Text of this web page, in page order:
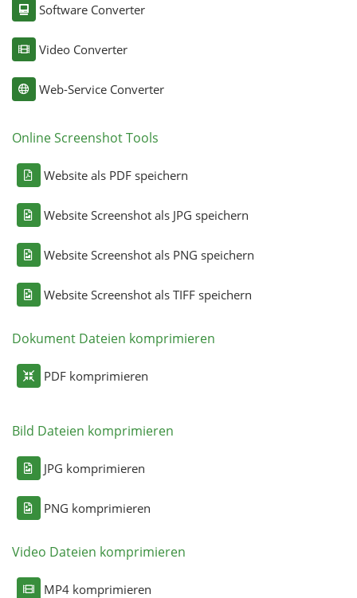
Software Converter
Video Converter
Web-Service Converter
Online Screenshot Tools
Website als PDF speichern
Website Screenshot als JPG speichern
Website Screenshot als PNG speichern
Website Screenshot als TIFF speichern
Dokument Dateien komprimieren
PDF komprimieren
Bild Dateien komprimieren
JPG komprimieren
PNG komprimieren
Video Dateien komprimieren
MP4 komprimieren